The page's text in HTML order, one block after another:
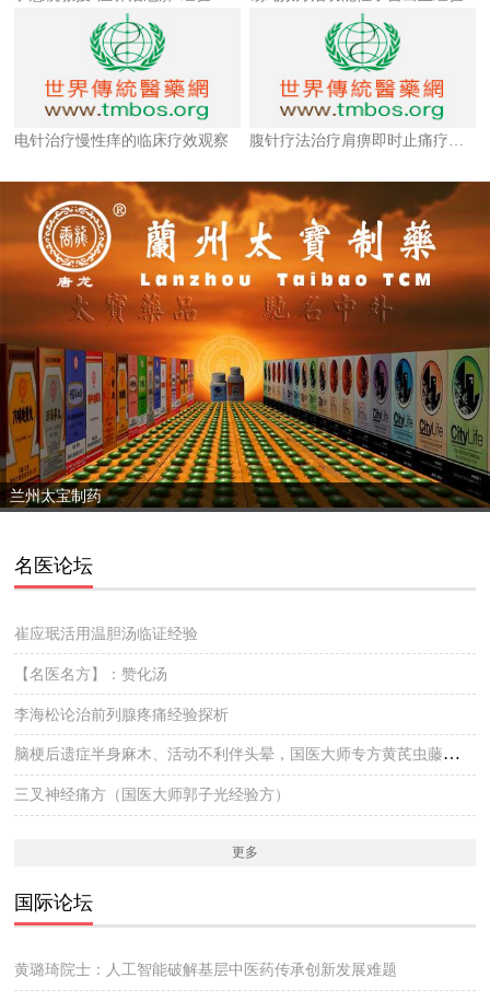
电针治疗慢性痒的临床疗效观察
兰州太宝制药
名医论坛
崔应珉活用温胆汤临证经验
【名医名方】：赞化汤
李海松论治前列腺疼痛经验探析
脑梗后遗症半身麻木、活动不利伴头晕，国医大师专方黄芪虫藤饮的实战医案
三叉神经痛方（国医大师郭子光经验方）
更多
国际论坛
黄璐琦院士：人工智能破解基层中医药传承创新发展难题